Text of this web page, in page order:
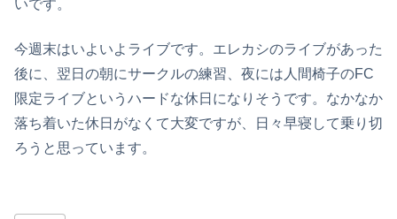
いです。
今週末はいよいよライブです。エレカシのライブがあった
後に、翌日の朝にサークルの練習、夜には人間椅子のFC
限定ライブというハードな休日になりそうです。なかなか
落ち着いた休日がなくて大変ですが、日々早寝して乗り切
ろうと思っています。